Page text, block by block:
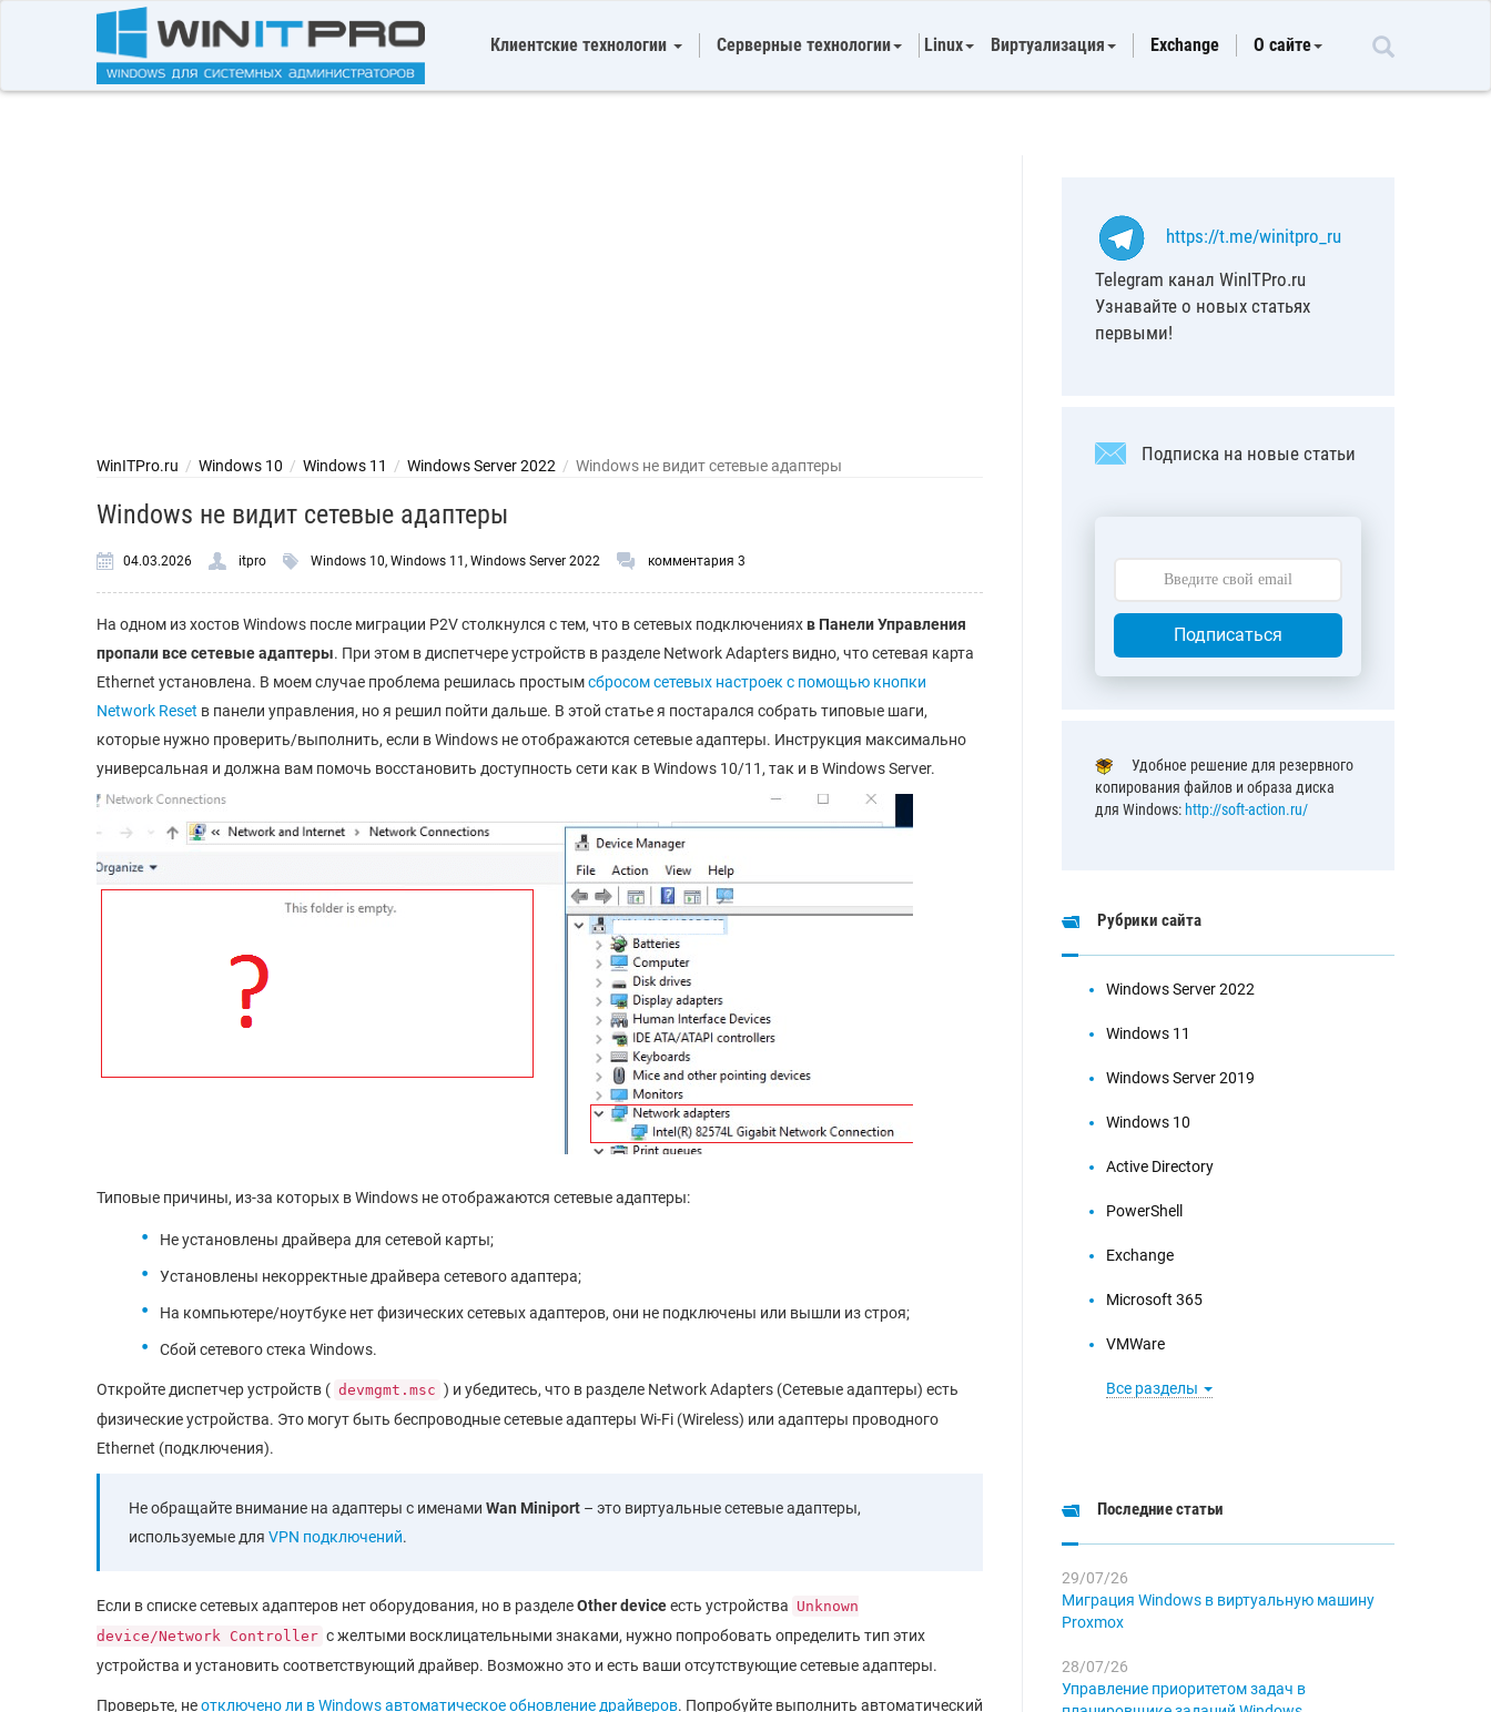
Клиентские технологии Серверные технологии Linux Виртуализация Exchange О сайте
WinITPro.ru / Windows 10 / Windows 11 / Windows Server 2022 / Windows не видит сетевые адаптеры
Windows не видит сетевые адаптеры
04.03.2026 itpro Windows 10, Windows 11 , Windows Server 2022 комментария 3
На одном из хостов Windows после миграции P2V столкнулся с тем, что в сетевых подключениях в Панели Управления
пропали все сетевые адаптеры. При этом в диспетчере устройств в разделе Network Adapters видно, что сетевая карта
Ethernet установлена. В моем случае проблема решилась простымсбросом сетевых настроек с помощью кнопки
Network Reset в панели управления, но я решил пойти дальше. В этой статье я постарался собрать типовые шаги,
которые нужно проверить/выполнить, если в Windows не отображаются сетевые адаптеры. Инструкция максимально
универсальная и должна вам помочь восстановить доступность сети как в Windows 10/11, так и в Windows Server.
Типовые причины, из-за которых в Windows не отображаются сетевые адаптеры:
Не установлены драйвера для сетевой карты;
Установлены некорректные драйвера сетевого адаптера;
На компьютере/ноутбуке нет физических сетевых адаптеров, они не подключены или вышли из строя;
Сбой сетевого стека Windows.
Откройте диспетчер устройств ( devmgmt.msc ) и убедитесь, что в разделе Network Adapters (Сетевые адаптеры) есть
физические устройства. Это могут быть беспроводные сетевые адаптеры Wi-Fi (Wireless) или адаптеры проводного
Ethernet (подключения).
Не обращайте внимание на адаптеры с именами Wan Miniport – это виртуальные сетевые адаптеры,
используемые для VPN подключений.
Если в списке сетевых адаптеров нет оборудования, но в разделеOther deviceесть устройства Unknown
device/Network Controller с желтыми восклицательными знаками, нужно попробовать определить тип этих
устройства и установить соответствующий драйвер. Возможно это и есть ваши отсутствующие сетевые адаптеры.
Проверьте, неотключено ли в Windows автоматическое обновление драйверов. Попробуйте выполнить автоматический
https://t.me/winitpro_ru
Telegram канал WinITPro.ru
Узнавайте о новых статьях
первыми!
Подписка на новые статьи
Подписаться
Удобное решение для резервного
копирования файлов и образа диска
для Windows: http://soft-action.ru/
Рубрики сайта
Windows Server 2022
Windows 11
Windows Server 2019
Windows 10
Active Directory
PowerShell
Exchange
Microsoft 365
VMWare
Все разделы
Последние статьи
29/07/26
Миграция Windows в виртуальную машину
Proxmox
28/07/26
Управление приоритетом задач в